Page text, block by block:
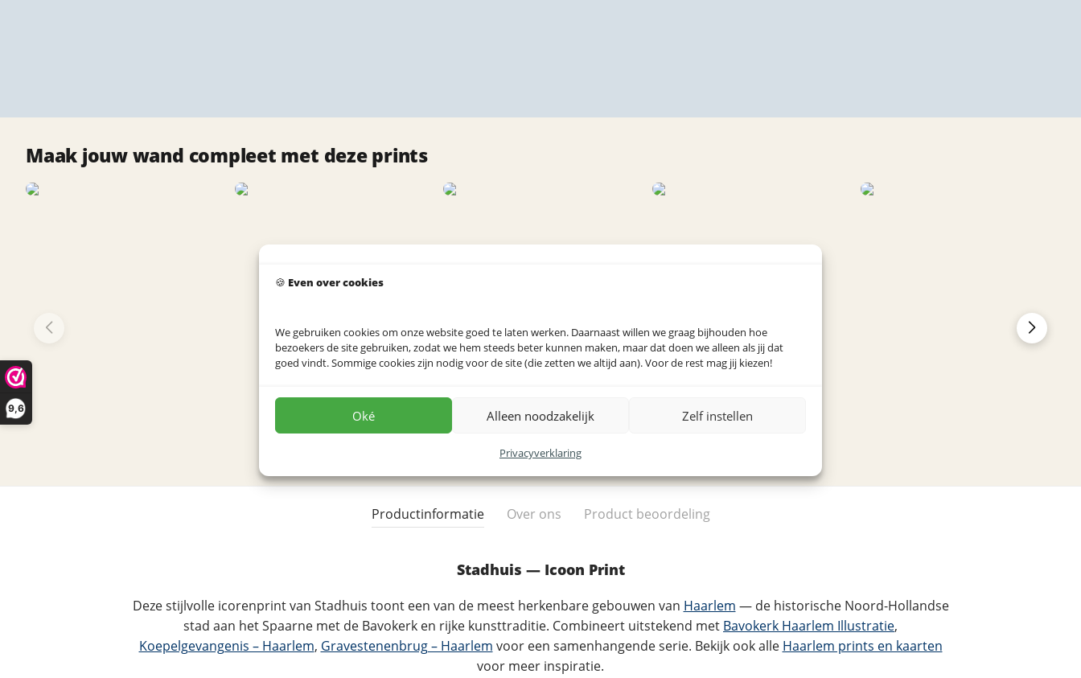
9,6
🍪 Even over cookies
We gebruiken cookies om onze website goed te laten werken. Daarnaast willen we graag bijhouden hoe
bezoekers de site gebruiken, zodat we hem steeds beter kunnen maken, maar dat doen we alleen als jij dat
goed vindt. Sommige cookies zijn nodig voor de site (die zetten we altijd aan). Voor de rest mag jij kiezen!
Oké Alleen noodzakelijk Zelf instellen
Privacyverklaring
Maak jouw wand compleet met deze prints
Productinformatie Over ons Product beoordeling
Stadhuis — Icoon Print
Deze stijlvolle icorenprint van Stadhuis toont een van de meest herkenbare gebouwen van Haarlem — de historische Noord-Hollandse
stad aan het Spaarne met de Bavokerk en rijke kunsttraditie. Combineert uitstekend met Bavokerk Haarlem Illustratie,
Koepelgevangenis – Haarlem, Gravestenenbrug – Haarlem voor een samenhangende serie. Bekijk ook alle Haarlem prints en kaarten
voor meer inspiratie.